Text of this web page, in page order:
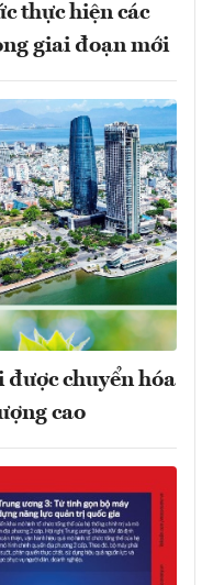
thực hiện các
giai đoạn mới
được chuyển hóa
cao